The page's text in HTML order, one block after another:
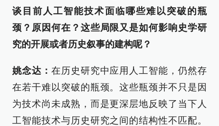
谈目前人工智能技术面临哪些难以突破的瓶
颈？原因何在？这些局限又是如何影响史学研
究的开展或者历史叙事的建构呢？
姚念达： 在历史研究中应用人工智能，仍然存
在若干难以突破的瓶颈。这些瓶颈并不只是因
为技术尚未成熟，而是更深层地反映了当下人
工智能技术与历史研究之间的结构性不匹配。